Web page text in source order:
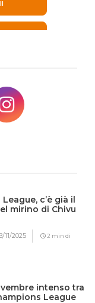
c’è già il
mirino di Chivu
11/2025 2 min di
intenso tra
League